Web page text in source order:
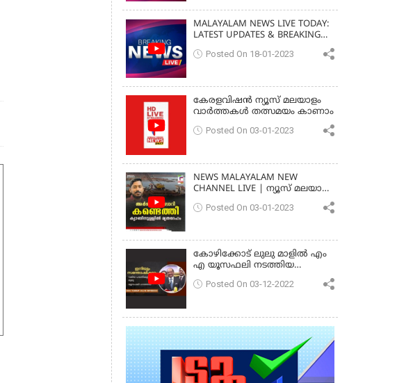
MALAYALAM NEWS LIVE TODAY:
LATEST UPDATES & BREAKING
Posted On 18-01-2023
കേരളവിഷൻ ന്യൂസ് മലയാളം
വാർത്തകൾ തത്സമയം കാണാം
Posted On 03-01-2023
NEWS MALAYALAM NEW
CHANNEL LIVE | ന്യൂസ് മലയാളം
MALAYALAM
Posted On 03-01-2023
കോഴിക്കോട് ലുലു മാളിൽ എം
എ യൂസഫലി നടത്തിയ
പ്രസംഗം
Posted On 03-12-2022